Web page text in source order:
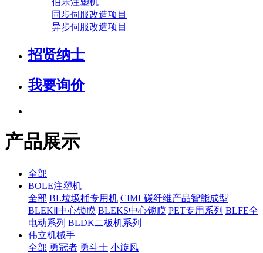
伯乐注塑机
同步伺服改造项目
异步伺服改造项目
招贤纳士
我要询价
产品展示
全部
BOLE注塑机
全部 BL垃圾桶专用机 CIML碳纤维产品智能成型
BLEKⅡ中心锁膜 BLEKS中心锁膜 PET专用系列 BLFE全
电动系列 BLDK二板机系列
伟立机械手
全部 勇冠者 勇斗士 小旋风